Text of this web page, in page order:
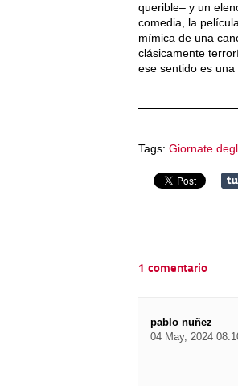
querible– y un
comedia, la
mímica de una
clásicamente
ese sentido es
Tags: Giornate
1 comentario
pablo nuñez
04 May, 2024